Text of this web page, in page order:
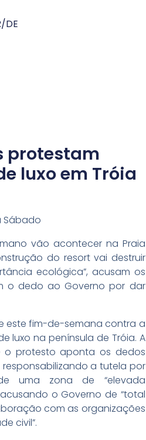
DE
protestam
luxo em Tróia
Sábado
vão acontecer na Praia
do resort vai destruir
ecológica”, acusam os
o dedo ao Governo por dar
este fim-de-semana contra a
luxo na península de Tróia. A
o protesto aponta os dedos
a tutela por
uma zona de “elevada
o Governo de “total
com as organizações
civil”.